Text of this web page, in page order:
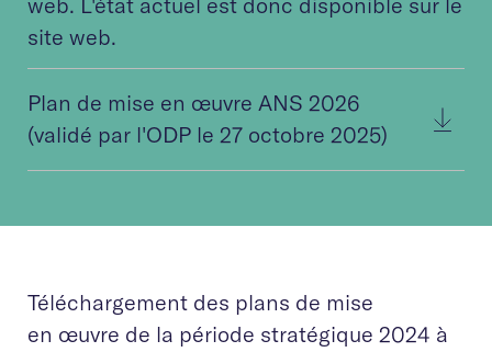
site web.
Plan de mise en œuvre ANS 2026
(validé par l'ODP le 27 octobre 2025)
Téléchargement des plans de mise
en œuvre de la période stratégique 2024 à